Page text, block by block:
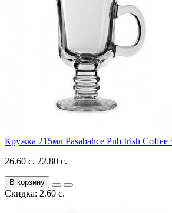
Кружка 215мл Pasabahce Pub Irish Coffee
26.60 с. 22.80 с.
В корзину
Скидка: 2.60 с.